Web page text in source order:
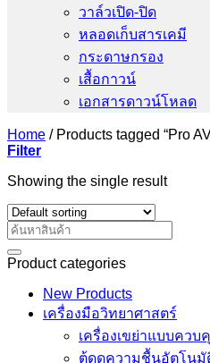
วาล์วเปิด-ปิด
หลอดเก็บสารเคมี
กระดาษกรอง
เสื้อกาวน์
เอกสารดาวน์โหลด
Home /Products tagged “Pro
Filter
Showing the single result
Search
for:
Product categories
New Products
เครื่องมือวิทยาศาสตร์
เครื่องเขย่าแบบคว
ตู้ดูดความชื้นอัตโนมั